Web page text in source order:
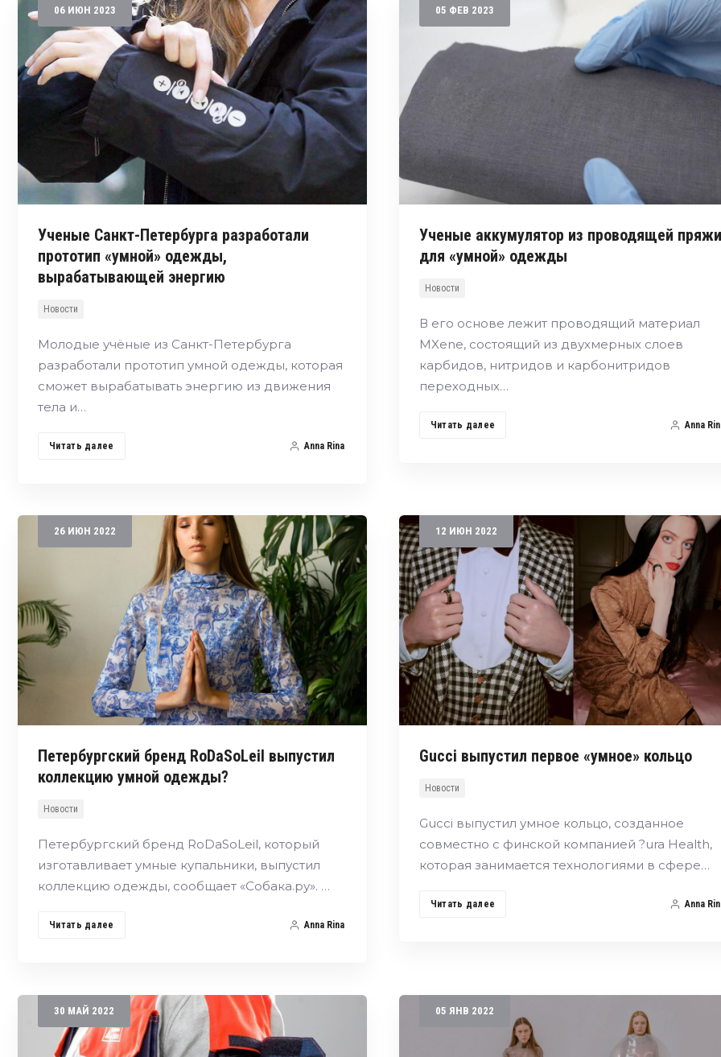
06 ИЮН 2023
Ученые Санкт-Петербурга разработали
прототип «умной» одежды,
вырабатывающей энергию
Новости
Молодые учёные из Санкт-Петербурга
разработали прототип умной одежды, которая
сможет вырабатывать энергию из движения
тела и…
Читать далее Anna Rina
05 ФЕВ 2023
Ученые аккумулятор из проводящей пряжи
для «умной» одежды
Новости
В его основе лежит проводящий материал
MXene, состоящий из двухмерных слоев
карбидов, нитридов и карбонитридов
переходных…
Читать далее Anna
26 ИЮН 2022
Петербургский бренд RoDaSoLeil выпустил
коллекцию умной одежды?
Новости
Петербургский бренд RoDaSoLeil, который
изготавливает умные купальники, выпустил
коллекцию одежды, сообщает «Собака.ру». …
Читать далее Anna Rina
12 ИЮН 2022
Gucci выпустил первое «умное» кольцо
Новости
Gucci выпустил умное кольцо, созданное
совместно с финской компанией ?ura Health,
которая занимается технологиями в сфере…
Читать далее Anna
30 МАЙ 2022 05 ЯНВ 2022